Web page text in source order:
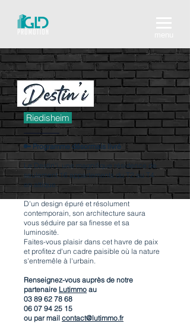
Riedisheim
🔑 Programme désormais livré
Le Destin'i, une magnifique résidence de
seulement 16 appartements du T2 au T4
en attique.
D'un design épuré et résolument
contemporain, son architecture saura
vous séduire par sa finesse et sa
luminosité.
Faites-vous plaisir dans cet havre de paix
et profitez d'un cadre paisible où la nature
s'entremêle à l'urbain.
Renseignez-vous auprès de notre
partenaire Lutimmo au
03 89 62 78 68
06 07 94 25 15
ou par mail contact@lutimmo.fr